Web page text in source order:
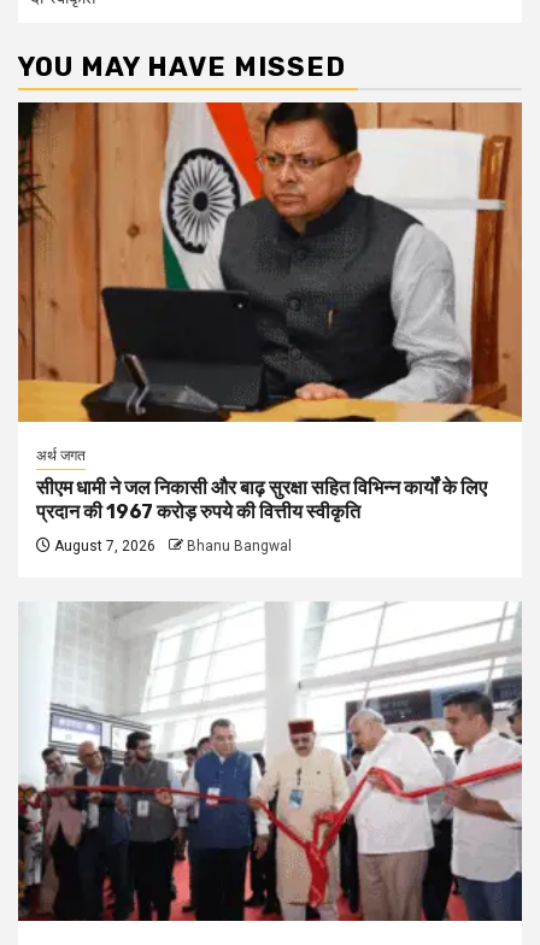
YOU MAY HAVE MISSED
अर्थ जगत
सीएम धामी ने जल निकासी और बाढ़ सुरक्षा सहित विभिन्न कार्यों के लिए
प्रदान की 1967 करोड़ रुपये की वित्तीय स्वीकृति
August 7, 2026 Bhanu Bangwal